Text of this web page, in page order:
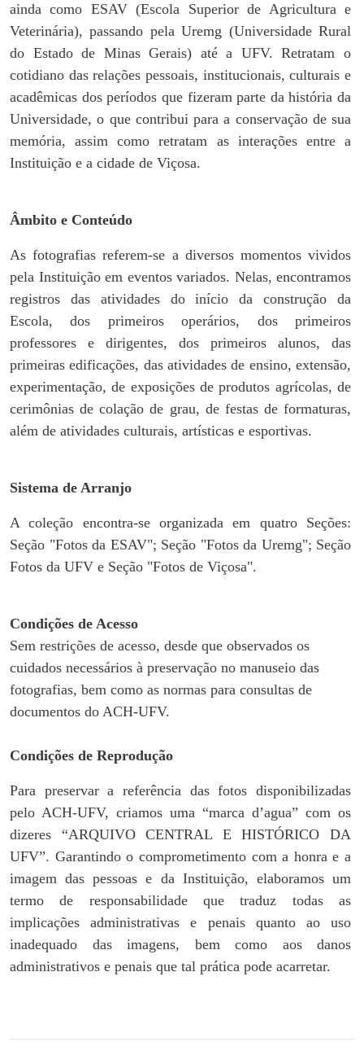
ainda como ESAV (Escola Superior de Agricultura e
Veterinária), passando pela Uremg (Universidade Rural
do Estado de Minas Gerais) até a UFV. Retratam o
cotidiano das relações pessoais, institucionais, culturais e
acadêmicas dos períodos que fizeram parte da história da
Universidade, o que contribui para a conservação de sua
memória, assim como retratam as interações entre a
Instituição e a cidade de Viçosa.
Âmbito e Conteúdo
As fotografias referem-se a diversos momentos vividos
pela Instituição em eventos variados. Nelas, encontramos
registros das atividades do início da construção da
Escola, dos primeiros operários, dos primeiros
professores e dirigentes, ​dos primeiros alunos, das
primeiras edificações, das atividades de ensino, extensão,
experimentação, de exposições de produtos agrícolas, de
cerimônias de colação de grau, de festas de formaturas,
além de atividades culturais, artísticas e esportivas.
Sistema de Arranjo
A coleção encontra-se organizada em quatro Seções:
Seção "Fotos da ESAV"; Seção "Fotos da Uremg"; Seção
Fotos da UFV e Seção "Fotos de Viçosa".
Condições de Acesso
Sem restrições de acesso, desde que observados os
cuidados necessários à preservação no manuseio das
fotografias, bem como as normas para consultas de
documentos do ACH-UFV.
Condições de Reprodução
Para preservar a referência das fotos disponibilizadas
pelo ACH-UFV, criamos uma “marca d’agua” com os
dizeres “ARQUIVO CENTRAL E HISTÓRICO DA
UFV”. Garantindo o comprometimento com a honra e a
imagem das pessoas e da Instituição, elaboramos um
termo de responsabilidade que traduz todas as
implicações administrativas e penais quanto ao uso
inadequado das imagens, bem como aos danos
administrativos e penais que tal prática pode acarretar.